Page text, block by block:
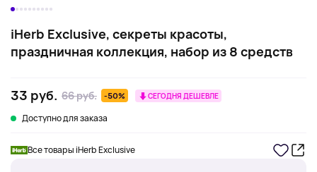
iHerb Exclusive, секреты красоты,
праздничная коллекция, набор из 8 средств
33 руб. 66 руб. -50% СЕГОДНЯ ДЕШЕВЛЕ
Доступно для заказа
Все товары iHerb Exclusive